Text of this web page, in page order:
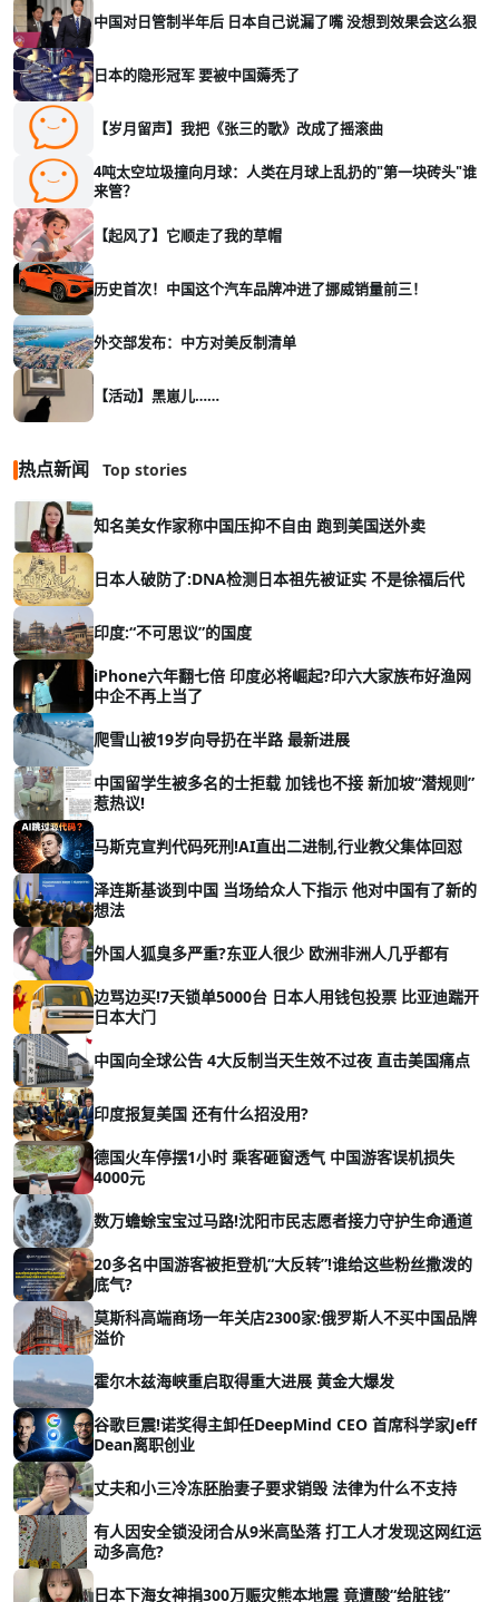
中国对日管制半年后 日本自己说漏了嘴 没想到效果会这么狠
日本的隐形冠军 要被中国薅秃了
【岁月留声】我把《张三的歌》改成了摇滚曲
4吨太空垃圾撞向月球：人类在月球上乱扔的"第一块砖头"谁
来管？
【起风了】它顺走了我的草帽
历史首次！中国这个汽车品牌冲进了挪威销量前三！
外交部发布：中方对美反制清单
【活动】黑崽儿……
热点新闻 Top stories
知名美女作家称中国压抑不自由 跑到美国送外卖
日本人破防了:DNA检测日本祖先被证实 不是徐福后代
印度:“不可思议”的国度
iPhone六年翻七倍 印度必将崛起?印六大家族布好渔网
中企不再上当了
爬雪山被19岁向导扔在半路 最新进展
中国留学生被多名的士拒载 加钱也不接 新加坡“潜规则”
惹热议!
马斯克宣判代码死刑!AI直出二进制,行业教父集体回怼
泽连斯基谈到中国 当场给众人下指示 他对中国有了新的
想法
外国人狐臭多严重?东亚人很少 欧洲非洲人几乎都有
边骂边买!7天锁单5000台 日本人用钱包投票 比亚迪踹开
日本大门
中国向全球公告 4大反制当天生效不过夜 直击美国痛点
印度报复美国 还有什么招没用?
德国火车停摆1小时 乘客砸窗透气 中国游客误机损失
4000元
数万蟾蜍宝宝过马路!沈阳市民志愿者接力守护生命通道
20多名中国游客被拒登机“大反转”!谁给这些粉丝撒泼的
底气?
莫斯科高端商场一年关店2300家:俄罗斯人不买中国品牌
溢价
霍尔木兹海峡重启取得重大进展 黄金大爆发
谷歌巨震!诺奖得主卸任DeepMind CEO 首席科学家Jeff
Dean离职创业
丈夫和小三冷冻胚胎妻子要求销毁 法律为什么不支持
有人因安全锁没闭合从9米高坠落 打工人才发现这网红运
动多高危?
日本下海女神捐300万赈灾熊本地震 竟遭酸“给脏钱”